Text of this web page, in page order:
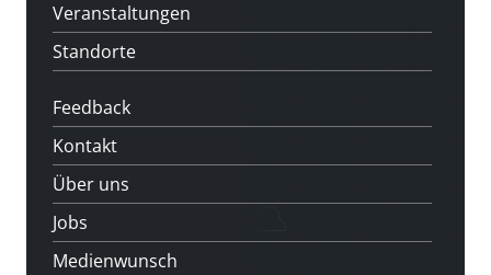
Veranstaltungen
Standorte
Feedback
Kontakt
Über uns
Jobs
Medienwunsch